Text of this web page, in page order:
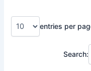
entries per
Search: